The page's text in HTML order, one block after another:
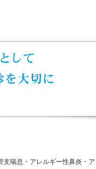
喘息・アレルギー性鼻炎・